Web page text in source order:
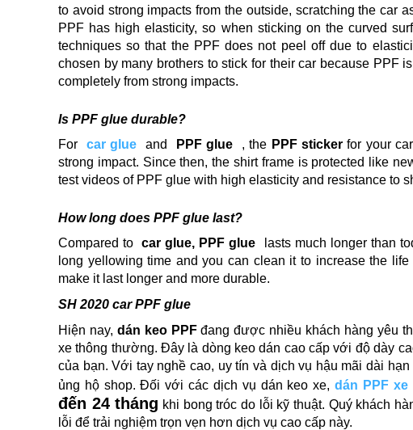
to avoid strong impacts from the outside, scratching the car
PPF has high elasticity, so when sticking on the curved
techniques so that the PPF does not peel off due to
chosen by many brothers to stick for their car because PPF
completely from strong impacts.
Is PPF glue durable?
For car glue and PPF glue , the PPF stickerfor your
strong impact. Since then, the shirt frame is protected like
test videos of PPF glue with high elasticity and resistance to
How long does PPF glue last?
Compared tocar glue, PPF glue lasts much longer than
long yellowing time and you can clean it to increase the
make it last longer and more durable.
SH 2020 car PPF glue
Hiện nay, dán keo PPFđang được nhiều khách hàng yêu
xe thông thường. Đây là dòng keo dán cao cấp với độ dày
của bạn. Với tay nghề cao, uy tín và dịch vụ hậu mãi dài
ủng hộ shop. Đối với các dịch vụ dán keo xe,dán PPF xe
đến 24 tháng khi bong tróc do lỗi kỹ thuật. Quý khách
lỗi để trải nghiệm trọn vẹn hơn dịch vụ cao cấp này.